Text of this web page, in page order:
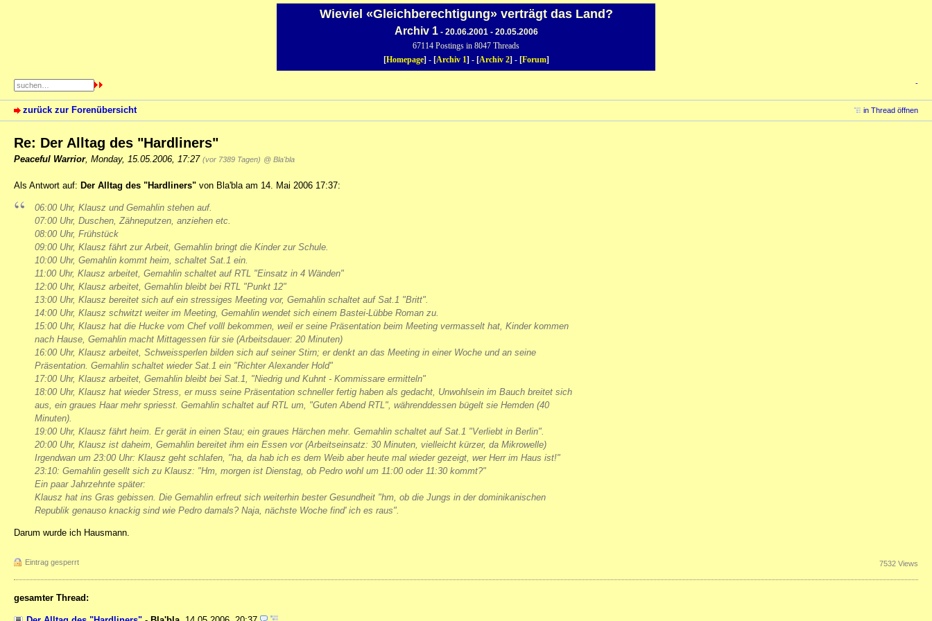
Wieviel «Gleichberechtigung» verträgt das Land?
Archiv 1- 20.06.2001 - 20.05.2006
67114 Postings in 8047 Threads
[Homepage] - [Archiv 1] - [Archiv 2] - [Forum]
-
zurück zur Forenübersicht in Thread öffnen
Re: Der Alltag des "Hardliners"
Peaceful Warrior, Monday, 15.05.2006, 17:27 (vor 7389 Tagen) @ Bla'bla
Als Antwort auf: Der Alltag des "Hardliners" von Bla'bla am 14. Mai 2006 17:37:
06:00 Uhr, Klausz und Gemahlin stehen auf.
07:00 Uhr, Duschen, Zähneputzen, anziehen etc.
08:00 Uhr, Frühstück
09:00 Uhr, Klausz fährt zur Arbeit, Gemahlin bringt die Kinder zur Schule.
10:00 Uhr, Gemahlin kommt heim, schaltet Sat.1 ein.
11:00 Uhr, Klausz arbeitet, Gemahlin schaltet auf RTL "Einsatz in 4 Wänden"
12:00 Uhr, Klausz arbeitet, Gemahlin bleibt bei RTL "Punkt 12"
13:00 Uhr, Klausz bereitet sich auf ein stressiges Meeting vor, Gemahlin schaltet auf Sat.1 "Britt".
14:00 Uhr, Klausz schwitzt weiter im Meeting, Gemahlin wendet sich einem Bastei-Lübbe Roman zu.
15:00 Uhr, Klausz hat die Hucke vom Chef volll bekommen, weil er seine Präsentation beim Meeting vermasselt hat, Kinder kommen
nach Hause, Gemahlin macht Mittagessen für sie (Arbeitsdauer: 20 Minuten)
16:00 Uhr, Klausz arbeitet, Schweissperlen bilden sich auf seiner Stirn; er denkt an das Meeting in einer Woche und an seine
Präsentation. Gemahlin schaltet wieder Sat.1 ein "Richter Alexander Hold"
17:00 Uhr, Klausz arbeitet, Gemahlin bleibt bei Sat.1, "Niedrig und Kuhnt - Kommissare ermitteln"
18:00 Uhr, Klausz hat wieder Stress, er muss seine Präsentation schneller fertig haben als gedacht, Unwohlsein im Bauch breitet sich
aus, ein graues Haar mehr spriesst. Gemahlin schaltet auf RTL um, "Guten Abend RTL", währenddessen bügelt sie Hemden (40
Minuten).
19:00 Uhr, Klausz fährt heim. Er gerät in einen Stau; ein graues Härchen mehr. Gemahlin schaltet auf Sat.1 "Verliebt in Berlin".
20:00 Uhr, Klausz ist daheim, Gemahlin bereitet ihm ein Essen vor (Arbeitseinsatz: 30 Minuten, vielleicht kürzer, da Mikrowelle)
Irgendwan um 23:00 Uhr: Klausz geht schlafen, "ha, da hab ich es dem Weib aber heute mal wieder gezeigt, wer Herr im Haus ist!"
23:10: Gemahlin gesellt sich zu Klausz: "Hm, morgen ist Dienstag, ob Pedro wohl um 11:00 oder 11:30 kommt?"
Ein paar Jahrzehnte später:
Klausz hat ins Gras gebissen. Die Gemahlin erfreut sich weiterhin bester Gesundheit "hm, ob die Jungs in der dominikanischen
Republik genauso knackig sind wie Pedro damals? Naja, nächste Woche find' ich es raus".
Darum wurde ich Hausmann.
Eintrag gesperrt 7532 Views
gesamter Thread: